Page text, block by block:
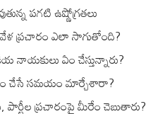
పగటి ఉష్ణోగ్రతలు
ప్రచారం ఎలా సాగుతోంది?
నాయకులు ఏం చేస్తున్నారు?
చేసే సమయం మార్చేశారా?
పార్టీల ప్రచారంపై మీరేం చెబుతారు?